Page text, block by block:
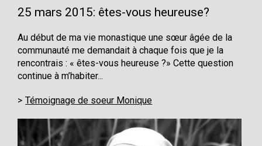
25 mars 2015: êtes-vous heureuse?
Au début de ma vie monastique une sœur âgée de la
communauté me demandait à chaque fois que je la
rencontrais : « êtes-vous heureuse ?» Cette question
continue à m’habiter...
Témoignage de soeur Monique